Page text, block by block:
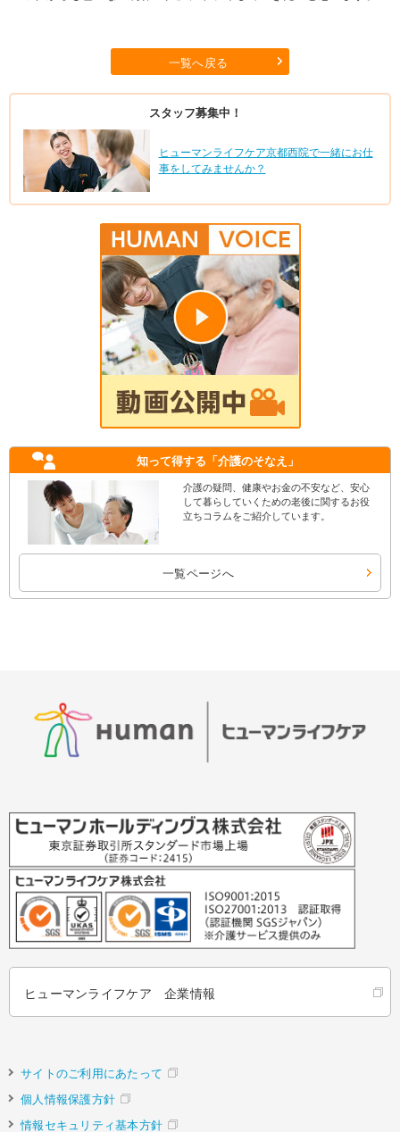
一覧へ戻る
スタッフ募集中！
ヒューマンライフケア京都西院で一緒にお仕
事をしてみませんか？
知って得する 「介護のそなえ」
介護の疑問、健康やお金の不安など、安心
して暮らしていくための老後に関するお役
立ちコラムをご紹介しています。
一覧ページへ
ヒューマンライフケア 企業情報
サイトのご利用にあたって
個人情報保護方針
情報セキュリティ基本方針